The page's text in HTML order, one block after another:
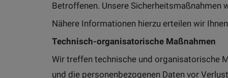
Betroffenen. Unsere
Nähere Informationen hierzu erteilen wir
Technisch-organisatorische Maßnahmen
Wir treffen technische und organisatorische
und die personenbezogenen Daten vor